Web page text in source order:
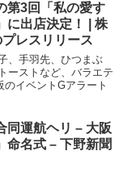
第3回「私の愛す
に出店決定！ | 株
レスリリース
、手羽先、ひつまぶ
ーストなど、バラエテ
イベントGアラート
同運航ヘリ – 大阪
命名式 – 下野新聞